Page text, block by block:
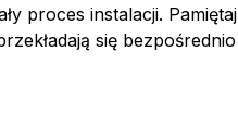
proces instalacji.
się